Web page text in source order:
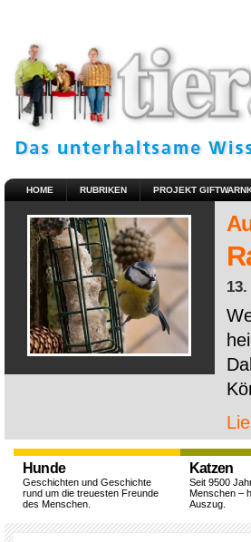
HOME RUBRIKEN PROJEKT
Hunde
Geschichten und Geschichte
rund um die treuesten Freunde
des Menschen.
Katzen
Seit 9500
Menschen –
Auszug.